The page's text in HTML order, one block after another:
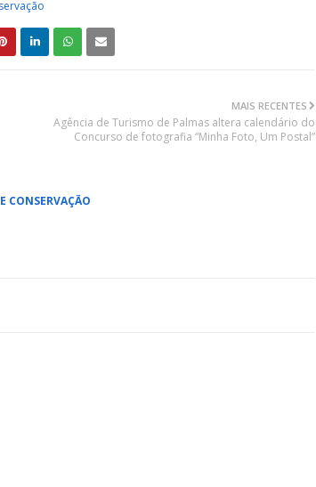
MAIS RECENTES
Agência de Turismo de Palmas altera calendário do
Concurso de fotografia “Minha Foto, Um Postal”
CONSERVAÇÃO